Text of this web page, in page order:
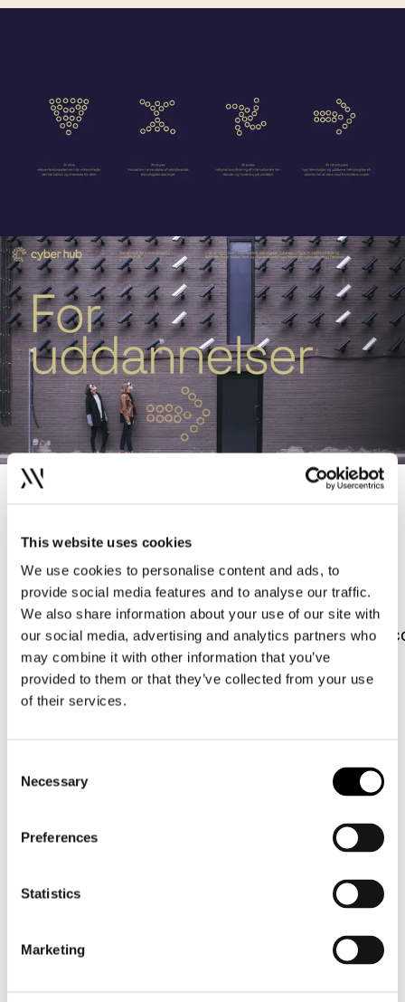
This website uses cookies
We use cookies to personalise content and ads, to
provide social media features and to analyse our traffic.
We also share information about your use of our site with
our social media, advertising and analytics partners who
may combine it with other information that you’ve
provided to them or that they’ve collected from your use
of their services.
Selection
Necessary
Preferences
Statistics
Marketing
Brand Client Lead —
Associate Partner
+45 2840 3898